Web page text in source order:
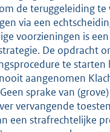
de teruggeleiding te
via een
voorzieningen is
De opdracht
te starten
aangenomen
sprake van
vervangende
een strafrechtelijke